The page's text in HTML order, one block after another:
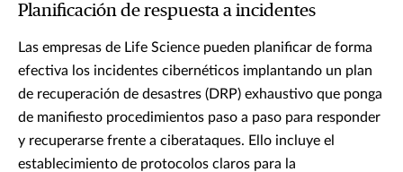
Planificación de respuesta a incidentes
Las empresas de Life Science pueden planificar de forma
efectiva los incidentes cibernéticos implantando un plan
de recuperación de desastres (DRP) exhaustivo que ponga
de manifiesto procedimientos paso a paso para responder
y recuperarse frente a ciberataques. Ello incluye el
establecimiento de protocolos claros para la